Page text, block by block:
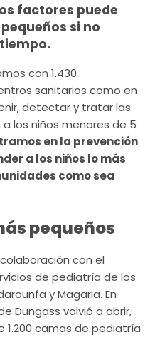
factores puede
si no
con 1.430
sanitarios como en
detectar y tratar las
los niños menores de 5
en la prevención
a los niños lo más
como sea
pequeños
con el
de pediatría de los
y Magaria. En
Dungass volvió a abrir,
1.200 camas de pediatría